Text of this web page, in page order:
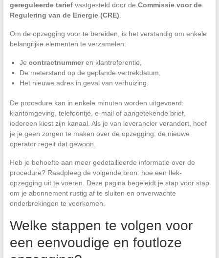
gereguleerde tariefvastgesteld door de Commissie voor de
Regulering van de Energie (CRE)
Om de opzegging voor te bereiden, is het verstandig om enkele
belangrijke elementen te verzamelen:
Je contractnummeren klantreferentie,
De meterstand op de geplande vertrekdatum,
Het nieuwe adres in geval van verhuizing.
De procedure kan in enkele minuten worden uitgevoerd:
klantomgeving, telefoontje, e-mail of aangetekende brief,
iedereen kiest zijn kanaal. Als je van leverancier verandert, hoef
je je geen zorgen te maken over de opzegging: de nieuwe
operator regelt dat gewoon.
Heb je behoefte aan meer gedetailleerde informatie over de
procedure? Raadpleeg de volgende bron: hoe een Ilek-
opzegging uit te voeren. Deze pagina begeleidt je stap voor stap
om je abonnement rustig af te sluiten en onverwachte
onderbrekingen te voorkomen.
Welke stappen te volgen voor
een eenvoudige en foutloze